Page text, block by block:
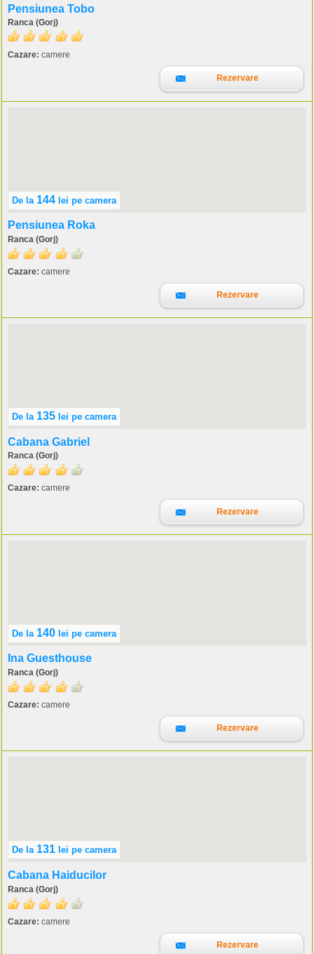
Pensiunea Tobo
Ranca (Gorj)
Cazare: camere
Rezervare
De la 144 lei pe camera
Pensiunea Roka
Ranca (Gorj)
Cazare: camere
Rezervare
De la 135 lei pe camera
Cabana Gabriel
Ranca (Gorj)
Cazare: camere
Rezervare
De la 140 lei pe camera
Ina Guesthouse
Ranca (Gorj)
Cazare: camere
Rezervare
De la 131 lei pe camera
Cabana Haiducilor
Ranca (Gorj)
Cazare: camere
Rezervare